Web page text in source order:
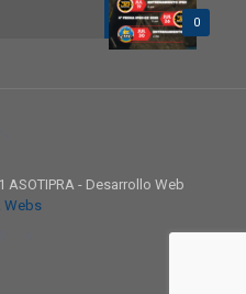
0
- Desarrollo Web
Webs